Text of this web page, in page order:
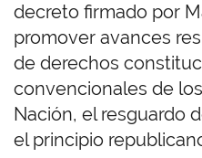
decreto firmado por
promover avances
de derechos
convencionales de
Nación, el resguardo
el principio